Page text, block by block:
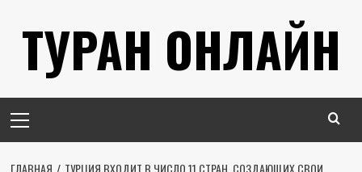
содержимому
ТУРАН ОНЛАЙН
меню
ГЛАВНАЯ
ТУРЦИЯ ВХОДИТ В ЧИСЛО 11 СТРАН, СОЗДАЮЩИХ СВОИ